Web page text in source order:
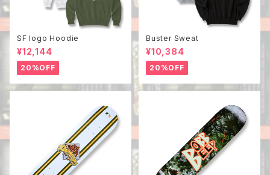
SF logo Hoodie
¥12,144
20%OFF
Buster Sweat
¥10,384
20%OFF